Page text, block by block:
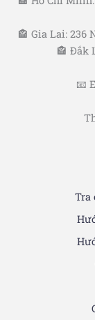
🏤 Gia Lai: 236
🏤 Đắk
📧
Tra